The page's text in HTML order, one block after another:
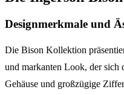
Designmerkmale und
Die Bison Kollektion
und markanten Look, der
Gehäuse und großzügige